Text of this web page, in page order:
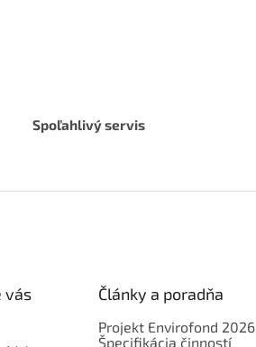
Spoľahlivý servis
vás Články a poradňa
Projekt Envirofond 2026
Špecifikácia činností